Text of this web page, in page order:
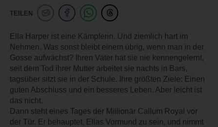
TEILEN
Ella Harper ist eine Kämpferin. Und ziemlich hart im
Nehmen. Was sonst bleibt einem übrig, wenn man in der
Gosse aufwächst? Ihren Vater hat sie nie kennengelernt,
seit dem Tod ihrer Mutter arbeitet sie nachts in Bars,
tagsüber sitzt sie in der Schule. Ihre größten Ziele: Einen
guten Abschluss und ein besseres Leben. Aber leicht ist
das nicht.
Dann steht eines Tages der Millionär Callum Royal vor
der Tür. Er behauptet, Ellas Vormund zu sein, und nimmt